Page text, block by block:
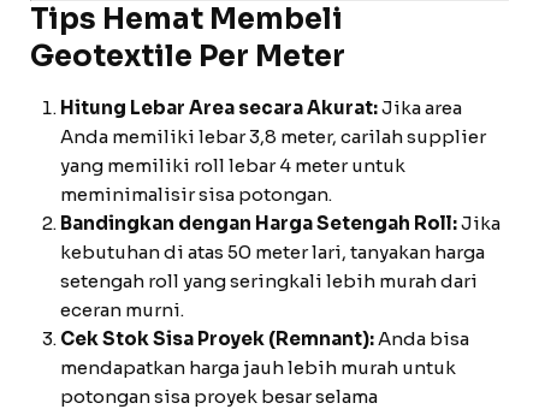
Tips Hemat Membeli
Geotextile Per Meter
Hitung Lebar Area secara Akurat:Jika area
Anda memiliki lebar 3,8 meter, carilah supplier
yang memiliki roll lebar 4 meter untuk
meminimalisir sisa potongan.
Bandingkan dengan Harga Setengah Roll:Jika
kebutuhan di atas 50 meter lari, tanyakan harga
setengah roll yang seringkali lebih murah dari
eceran murni.
Cek Stok Sisa Proyek (Remnant):Anda bisa
mendapatkan harga jauh lebih murah untuk
potongan sisa proyek besar selama